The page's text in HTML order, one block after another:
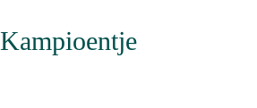
Kampioentje